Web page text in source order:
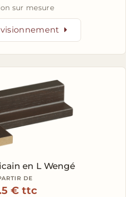
sur mesure
en L Wengé
DE
€ ttc